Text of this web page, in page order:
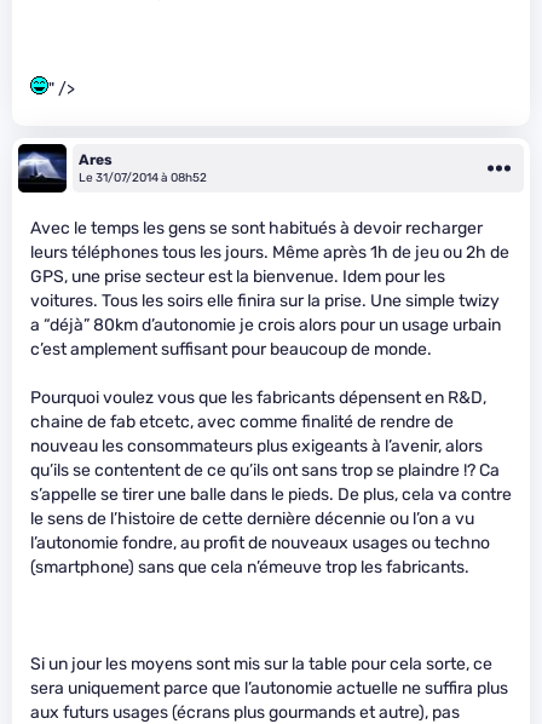
" />
Ares
Le 31/07/2014 à 08h52
Avec le temps les gens se sont habitués à devoir recharger
leurs téléphones tous les jours. Même après 1h de jeu ou 2h de
GPS, une prise secteur est la bienvenue. Idem pour les
voitures. Tous les soirs elle finira sur la prise. Une simple twizy
a “déjà” 80km d’autonomie je crois alors pour un usage urbain
c’est amplement suffisant pour beaucoup de monde.
Pourquoi voulez vous que les fabricants dépensent en R&D,
chaine de fab etcetc, avec comme finalité de rendre de
nouveau les consommateurs plus exigeants à l’avenir, alors
qu’ils se contentent de ce qu’ils ont sans trop se plaindre !? Ca
s’appelle se tirer une balle dans le pieds. De plus, cela va contre
le sens de l’histoire de cette dernière décennie ou l’on a vu
l’autonomie fondre, au profit de nouveaux usages ou techno
(smartphone) sans que cela n’émeuve trop les fabricants.
Si un jour les moyens sont mis sur la table pour cela sorte, ce
sera uniquement parce que l’autonomie actuelle ne suffira plus
aux futurs usages (écrans plus gourmands et autre), pas